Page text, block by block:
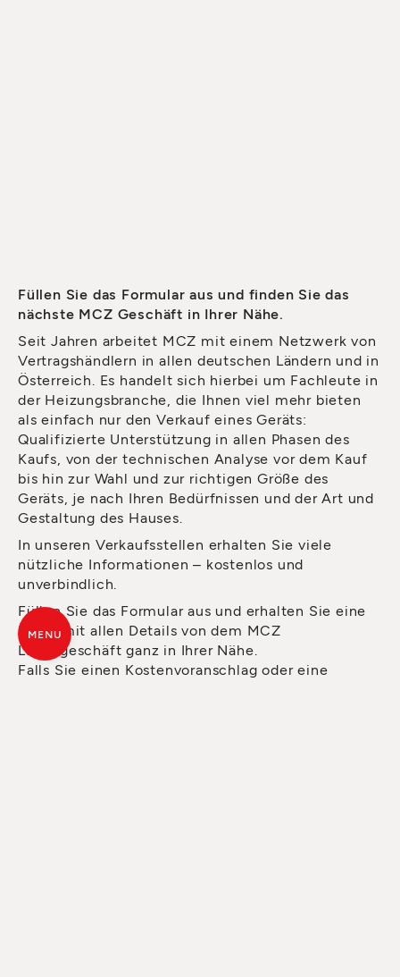
Füllen Sie das Formular aus und finden Sie das
nächste MCZ Geschäft in Ihrer Nähe.
Seit Jahren arbeitet MCZ mit einem Netzwerk von
Vertragshändlern in allen deutschen Ländern und in
Österreich. Es handelt sich hierbei um Fachleute in
der Heizungsbranche, die Ihnen viel mehr bieten
als einfach nur den Verkauf eines Geräts:
Qualifizierte Unterstützung in allen Phasen des
Kaufs, von der technischen Analyse vor dem Kauf
bis hin zur Wahl und zur richtigen Größe des
Geräts, je nach Ihren Bedürfnissen und der Art und
Gestaltung des Hauses.
In unseren Verkaufsstellen erhalten Sie viele
nützliche Informationen – kostenlos und
unverbindlich.
Füllen Sie das Formular aus und erhalten Sie eine
Email mit allen Details von dem MCZ
Ladengeschäft ganz in Ihrer Nähe.
Falls Sie einen Kostenvoranschlag oder eine
MENU